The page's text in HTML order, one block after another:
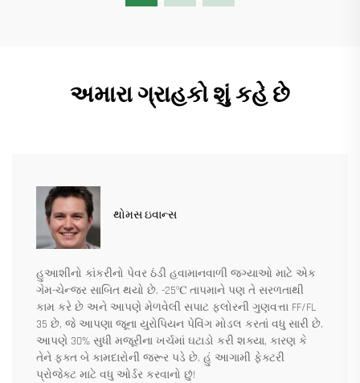
અમારા ગ્રાહકો શું કહે છે
થોમસ ઇવાન્સ
હુઆશીનો કાંકરીનો પેવર ઠંડી હવામાનવાળી જગ્યાઓ માટે એક
ગેમ-ચેન્જર સાબિત થયો છે. -25℃ તાપમાને પણ તે સરળતાથી
કામ કરે છે અને આપણે મેળવેલી સપાટ ફ્લોરની ગુણવત્તા FF/FL
35 છે, જે આપણા જૂના યુરોપિયન પેવિંગ મોડલ કરતાં વધુ સારી છે.
આપણે 30% સુધી મજૂરીના ખર્ચમાં ઘટાડો કરી શક્યા, કારણ કે
તેને ફક્ત બે કામદારોની જરૂર પડે છે. હું આગામી ફેક્ટરી
પ્રોજેક્ટ માટે વધુ ઓર્ડર કરવાનો છું!